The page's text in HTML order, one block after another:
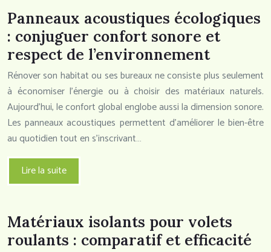
Panneaux acoustiques écologiques
: conjuguer confort sonore et
respect de l’environnement
Rénover son habitat ou ses bureaux ne consiste plus seulement
à économiser l’énergie ou à choisir des matériaux naturels.
Aujourd’hui, le confort global englobe aussi la dimension sonore.
Les panneaux acoustiques permettent d’améliorer le bien-être
au quotidien tout en s’inscrivant…
Lire la suite
Matériaux isolants pour volets
roulants : comparatif et efficacité